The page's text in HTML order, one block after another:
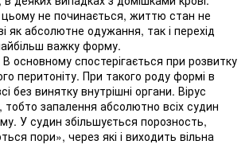
не починається, життю стан не
як абсолютне одужання, так і перехід
важку форму.
В основному спостерігається при розвитку
перитоніту. При такого роду формі в
без винятку внутрішні органи. Вірус
тобто запалення абсолютно всіх судин
У судин збільшується порозность,
пори», через які і виходить вільна